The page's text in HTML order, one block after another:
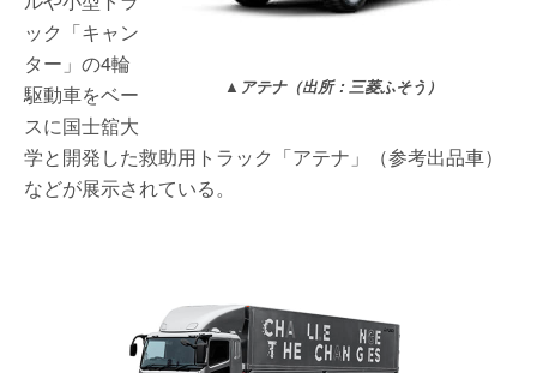
▲アテナ（出所：三菱ふそう）
ック「キャン
ター」の4輪
駆動車をベー
スに国士舘大
学と開発した救助用トラック「アテナ」（参考出品車）
などが展示されている。